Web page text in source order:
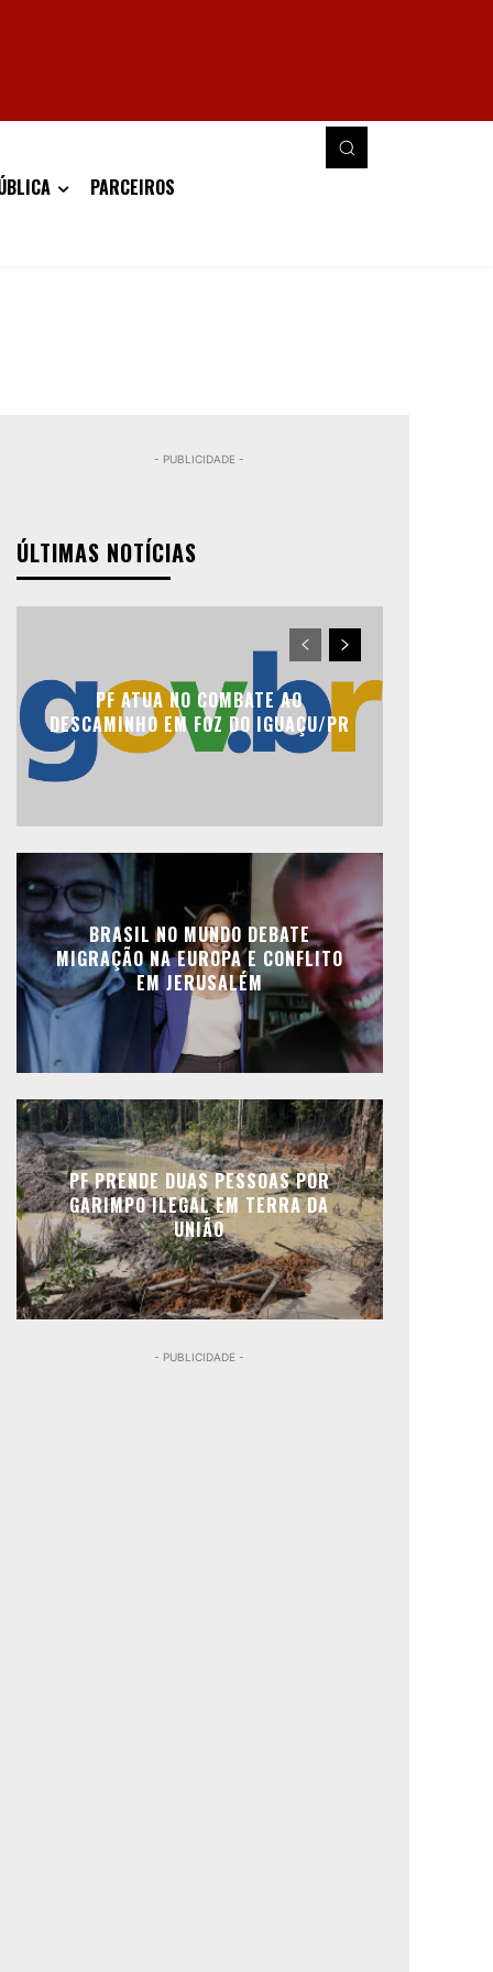
PARCEIROS
- PUBLICIDADE -
ÚLTIMAS NOTÍCIAS
PF ATUA NO COMBATE AO
DESCAMINHO EM FOZ DO IGUAÇU/PR
BRASIL NO MUNDO DEBATE
MIGRAÇÃO NA EUROPA E CONFLITO
EM JERUSALÉM
PF PRENDE DUAS PESSOAS POR
GARIMPO ILEGAL EM TERRA DA
UNIÃO
- PUBLICIDADE -